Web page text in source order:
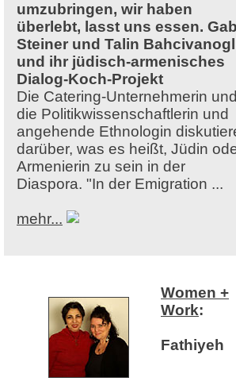
umzubringen, wir haben
überlebt, lasst uns essen.
Steiner und Talin
und ihr jüdisch-armenisches
Dialog-Koch-Projekt
Die Catering-Unternehmerin
die Politikwissenschaftlerin und
angehende Ethnologin
darüber, was es heißt, Jüdin
Armenierin zu sein in der
Diaspora. "In der Emigration ...
mehr...
Women +
Work:
Fathiyeh